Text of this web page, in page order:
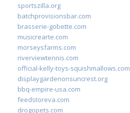
sportszilla.org
batchprovisionsbar.com
brasserie-gobette.com
musicrearte.com
morseysfarms.com
riverviewtennis.com
official-kelly-toys-squishmallows.com
displaygardenonsuncrest.org
bbq-empire-usa.com
feedstoreva.com
drogopets.com